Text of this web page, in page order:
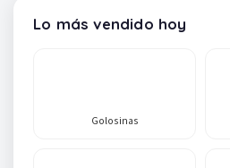
Lo más vendido hoy
Golosinas